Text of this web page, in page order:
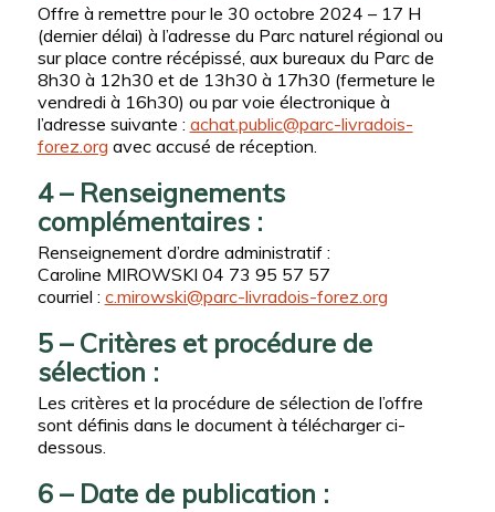
Offre à remettre pour le 30 octobre 2024 – 17 H
(dernier délai) à l’adresse du Parc naturel régional ou
sur place contre récépissé, aux bureaux du Parc de
8h30 à 12h30 et de 13h30 à 17h30 (fermeture le
vendredi à 16h30) ou par voie électronique à
l’adresse suivante : achat.public@parc-livradois-
forez.org avec accusé de réception.
4 – Renseignements
complémentaires :
Renseignement d’ordre administratif :
Caroline MIROWSKI 04 73 95 57 57
courriel : c.mirowski@parc-livradois-forez.org
5 – Critères et procédure de
sélection :
Les critères et la procédure de sélection de l’offre
sont définis dans le document à télécharger ci-
dessous.
6 – Date de publication :